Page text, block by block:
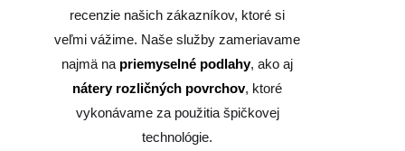
recenzie našich zákazníkov, ktoré si
veľmi vážime. Naše služby zameriavame
najmä na priemyselné podlahy, ako aj
nátery rozličných povrchov, ktoré
vykonávame za použitia špičkovej
technológie.